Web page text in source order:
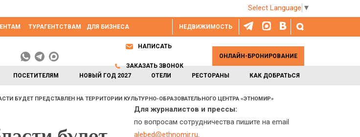
Select Language ▼
НЕДВИЖИМОСТЬ
ТУРАГЕНТСТВАМ ДЛЯ БИЗНЕСА
ПОСЕТИТЕЛЯМ НОВЫЙ ГОД 2027 ОТЕЛИ РЕСТОРАНЫ КАК ДОБРАТЬСЯ
НАПИСАТЬ
ЗАКАЗАТЬ ЗВОНОК
ОНЛАЙН-БРОНИРОВАНИЕ
БУДЕТ ПРЕДСТАВЛЕН НА ТЕРРИТОРИИ КУЛЬТУРНО-ОБРАЗОВАТЕЛЬНОГО ЦЕНТРА «ЭТНОМИР»
Для журналистов и прессы:
по вопросам сотрудничества пишите на email
alebed@ethnomir.ru.